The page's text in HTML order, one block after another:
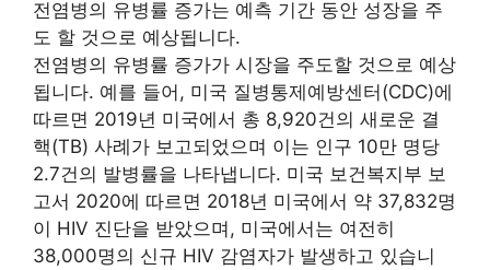
전염병의 유병률 증가는 예측 기간 동안 성장을 주
도 할 것으로 예상됩니다.
전염병의 유병률 증가가 시장을 주도할 것으로 예상
됩니다. 예를 들어, 미국 질병통제예방센터(CDC)에
따르면 2019년 미국에서 총 8,920건의 새로운 결
핵(TB) 사례가 보고되었으며 이는 인구 10만 명당
2.7건의 발병률을 나타냅니다. 미국 보건복지부 보
고서 2020에 따르면 2018년 미국에서 약 37,832명
이 HIV 진단을 받았으며, 미국에서는 여전히
38,000명의 신규 HIV 감염자가 발생하고 있습니